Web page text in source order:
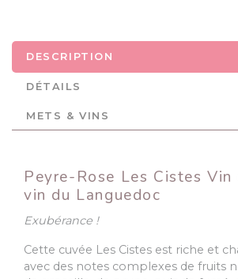
DESCRIPTION
DÉTAILS
METS & VINS
Peyre-Rose Les Cistes Vin
vin du Languedoc
Exubérance !
Cette cuvée Les Cistes est riche et
avec des notes complexes de fruits